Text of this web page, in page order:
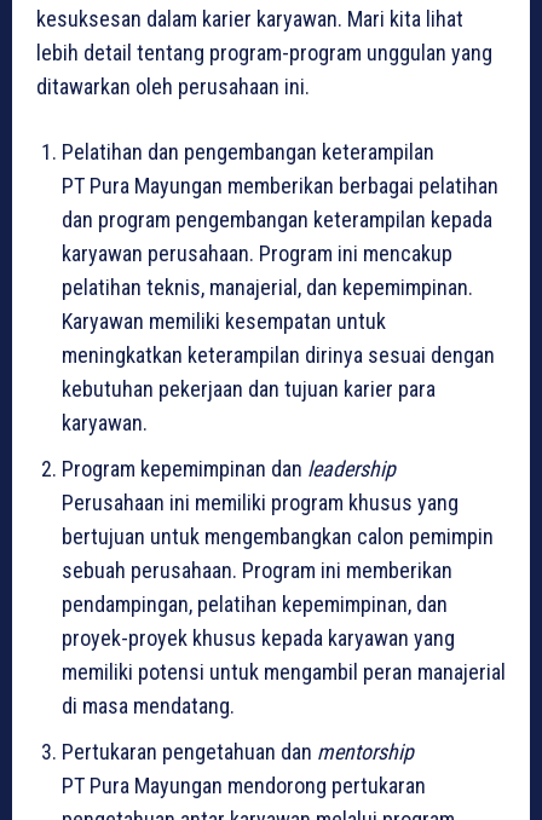
kesuksesan dalam karier karyawan. Mari kita lihat
lebih detail tentang program-program unggulan yang
ditawarkan oleh perusahaan ini.
Pelatihan dan pengembangan keterampilan
PT Pura Mayungan memberikan berbagai pelatihan
dan program pengembangan keterampilan kepada
karyawan perusahaan. Program ini mencakup
pelatihan teknis, manajerial, dan kepemimpinan.
Karyawan memiliki kesempatan untuk
meningkatkan keterampilan dirinya sesuai dengan
kebutuhan pekerjaan dan tujuan karier para
karyawan.
Program kepemimpinan dan leadership
Perusahaan ini memiliki program khusus yang
bertujuan untuk mengembangkan calon pemimpin
sebuah perusahaan. Program ini memberikan
pendampingan, pelatihan kepemimpinan, dan
proyek-proyek khusus kepada karyawan yang
memiliki potensi untuk mengambil peran manajerial
di masa mendatang.
Pertukaran pengetahuan dan mentorship
PT Pura Mayungan mendorong pertukaran